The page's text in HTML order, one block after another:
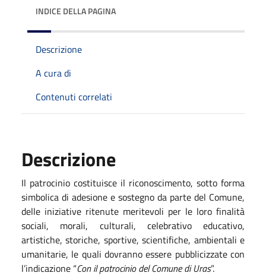
INDICE DELLA PAGINA
Descrizione
A cura di
Contenuti correlati
Descrizione
Il patrocinio costituisce il riconoscimento, sotto forma
simbolica di adesione e sostegno da parte del Comune,
delle iniziative ritenute meritevoli per le loro finalità
sociali, morali, culturali, celebrativo educativo,
artistiche, storiche, sportive, scientifiche, ambientali e
umanitarie, le quali dovranno essere pubblicizzate con
l’indicazione “Con il patrocinio del Comune di Uras”.